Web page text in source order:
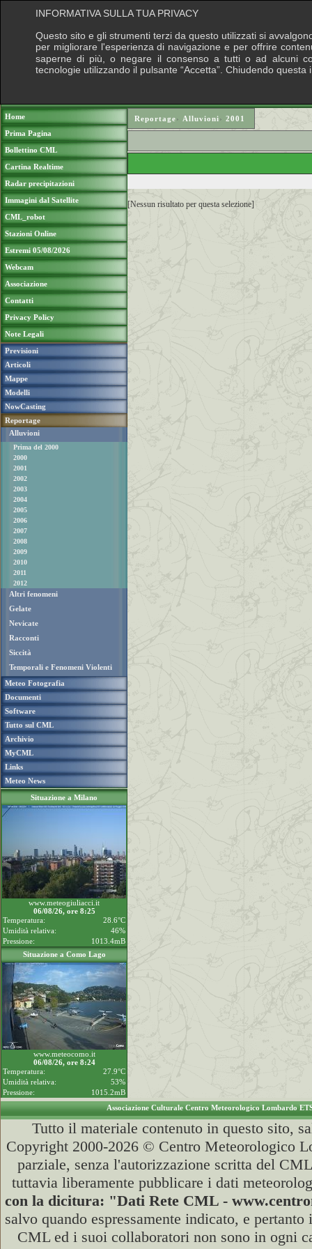
Home
Prima Pagina
Bollettino CML
Cartina Realtime
Radar precipitazioni
Immagini dal Satellite
CML_robot
Stazioni Online
Estremi 05/08/2026
Webcam
Associazione
Contatti
Privacy Policy
Note Legali
Previsioni
Articoli
Mappe
Modelli
NowCasting
Reportage
Alluvioni
Prima del 2000
2000
2001
2002
2003
2004
2005
2006
2007
2008
2009
2010
2011
2012
Altri fenomeni
Gelate
Nevicate
Racconti
Siccità
Temporali e Fenomeni Violenti
Meteo Fotografia
Documenti
Software
Tutto sul CML
Archivio
MyCML
Links
Meteo News
Situazione a Milano
www.meteogiuliacci.it
06/08/26, ore 8:25
Temperatura:
28.6°C
Umidità relativa:
46%
Pressione:
1013.4mB
Situazione a Como Lago
www.meteocomo.it
06/08/26, ore 8:24
Temperatura:
27.9°C
Umidità relativa:
53%
Pressione:
1015.2mB
Reportage› Alluvioni› 2001
[Nessun risultato per questa selezione]
Associazione Culturale Centro Meteorologico Lombardo
Tutto il materiale contenuto in questo sito,
Copyright 2000-2026 © Centro Meteorologico
parziale, senza l'autorizzazione scritta del
tuttavia liberamente pubblicare i dati
con la dicitura: "Dati Rete CML -
salvo quando espressamente indicato, e
CML ed i suoi collaboratori non sono in ogni
INFORMATIVA SULLA TUA PRIVACY
Questo sito e gli strumenti terzi da questo utilizzati si
per migliorare l'esperienza di navigazione e per offrire
saperne di più, o negare il consenso a tutti o ad alcuni
tecnologie utilizzando il pulsante “Accetta”. Chiudendo